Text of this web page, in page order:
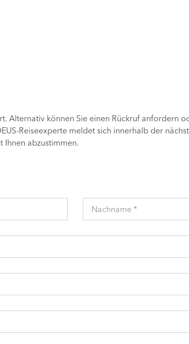
Alternativ können Sie einen Rückruf anfordern
Reiseexperte meldet sich innerhalb der
Ihnen abzustimmen.
Nachname *